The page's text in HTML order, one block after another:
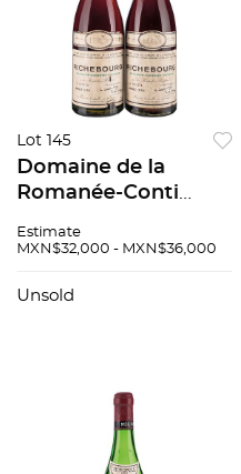
Lot 145
Domaine de la
Romanée-Conti
Cru. Cosecha: 1978.
Estimate
MXN$32,000 - MXN$36,000
Unsold